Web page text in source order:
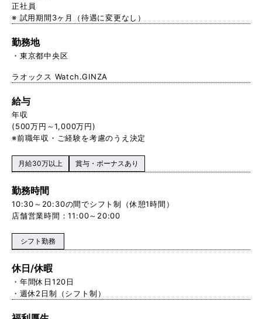
正社員
※ 試用期間3ヶ月（待遇に変更なし）
勤務地
東京都中央区
ラオックス Watch.GINZA
給与
年収
(500万円～1,000万円)
※前職年収・ご経験を考慮のうえ決定
月給30万以上 賞与・ボーナスあり
勤務時間
10:30～20:30の間でシフト制（休憩1時間）
店舗営業時間：11:00～20:00
シフト勤務
休日/休暇
・年間休日120日
・週休2日制（シフト制）